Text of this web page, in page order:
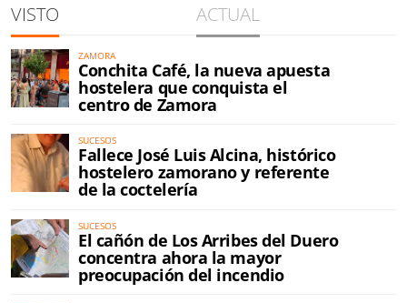
VISTO ACTUAL
ZAMORA
Conchita Café, la nueva apuesta
hostelera que conquista el
centro de Zamora
SUCESOS
Fallece José Luis Alcina, histórico
hostelero zamorano y referente
de la coctelería
SUCESOS
El cañón de Los Arribes del Duero
concentra ahora la mayor
preocupación del incendio